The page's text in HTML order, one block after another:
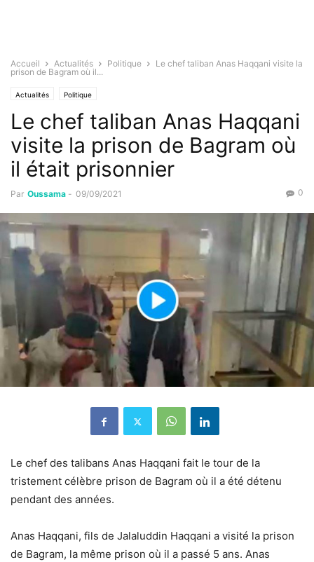
Accueil Actualités Politique
Le chef taliban Anas Haqqani visite la
prison de Bagram où il...
Actualités Politique
Le chef taliban Anas Haqqani
visite la prison de Bagram où
il était prisonnier
Par Oussama - 09/09/2021 0
Le chef des talibans Anas Haqqani fait le tour de la
tristement célèbre prison de Bagram où il a été détenu
pendant des années.
Anas Haqqani, fils de Jalaluddin Haqqani a visité la prison
de Bagram, la même prison où il a passé 5 ans. Anas